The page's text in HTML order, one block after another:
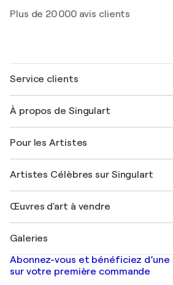
Plus de 20 000 avis clients
Service clients
Expédition
Offrir une carte cadeau
Rejoignez notre programme
Mon compte
+33 1 76 44 06 42
À propos de Singulart
FAQ
Magazine Singulart
Emplois
Découvrez une sélection d'art original
Pour les Artistes
Se connecter en tant qu'Artiste
Artistes Célèbres sur Singulart
Marc Chagall
Banksy
Mr. Brainwash
Shepard Fairey
Œuvres d'art à vendre
Tableaux abstraits à vendre
Peintures de paysage
Estampes
Galeries
Galeries d'art en France
Galeries d'art en Belgique
Abonnez-vous et bénéficiez d’une
sur votre première commande